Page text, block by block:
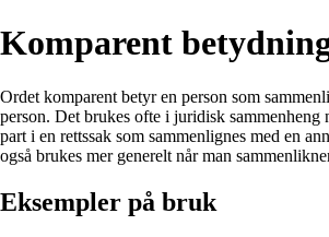
Komparent
Ordet komparent betyr en person som
person. Det brukes ofte i juridisk sammenheng
part i en rettssak som sammenlignes med en
også brukes mer generelt når man
Eksempler på bruk